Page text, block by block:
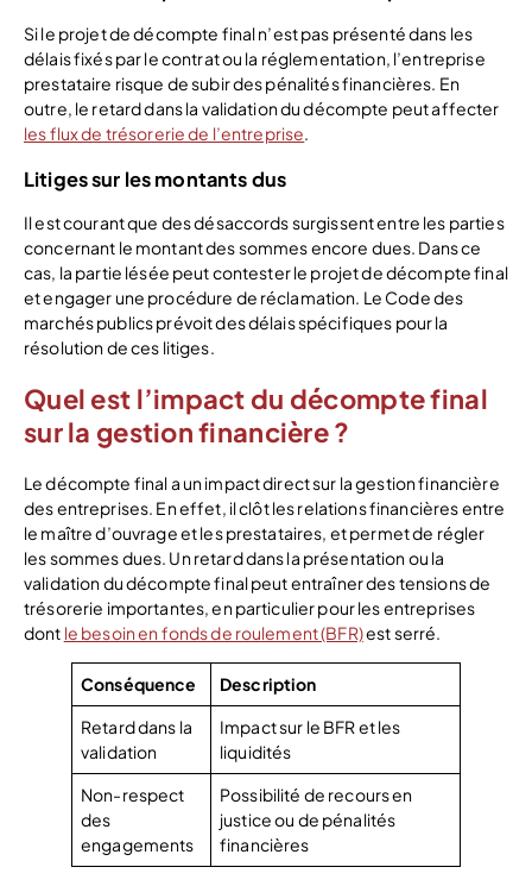
Si le projet de décompte final n’est pas présenté dans les
délais fixés par le contrat ou la réglementation, l’entreprise
prestataire risque de subir des pénalités financières. En
outre, le retard dans la validation du décompte peut affecter
les flux de trésorerie de l’entreprise.
Litiges sur les montants dus
Il est courant que des désaccords surgissent entre les parties
concernant le montant des sommes encore dues. Dans ce
cas, la partie lésée peut contester le projet de décompte final
et engager une procédure de réclamation. Le Code des
marchés publics prévoit des délais spécifiques pour la
résolution de ces litiges.
Quel est l’impact du décompte final
sur la gestion financière ?
Le décompte final a un impact direct sur la gestion financière
des entreprises. En effet, il clôt les relations financières entre
le maître d’ouvrage et les prestataires, et permet de régler
les sommes dues. Un retard dans la présentation ou la
validation du décompte final peut entraîner des tensions de
trésorerie importantes, en particulier pour les entreprises
dont le besoin en fonds de roulement (BFR)est serré.
Conséquence
Description
Retard dans la
validation
Impact sur le BFR et les
liquidités
Non-respect
des
engagements
Possibilité de recours en
justice ou de pénalités
financières